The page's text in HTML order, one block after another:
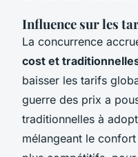
Influence sur les
La concurrence
cost et
baisser les tarifs
guerre des prix a
traditionnelles à
mélangeant le